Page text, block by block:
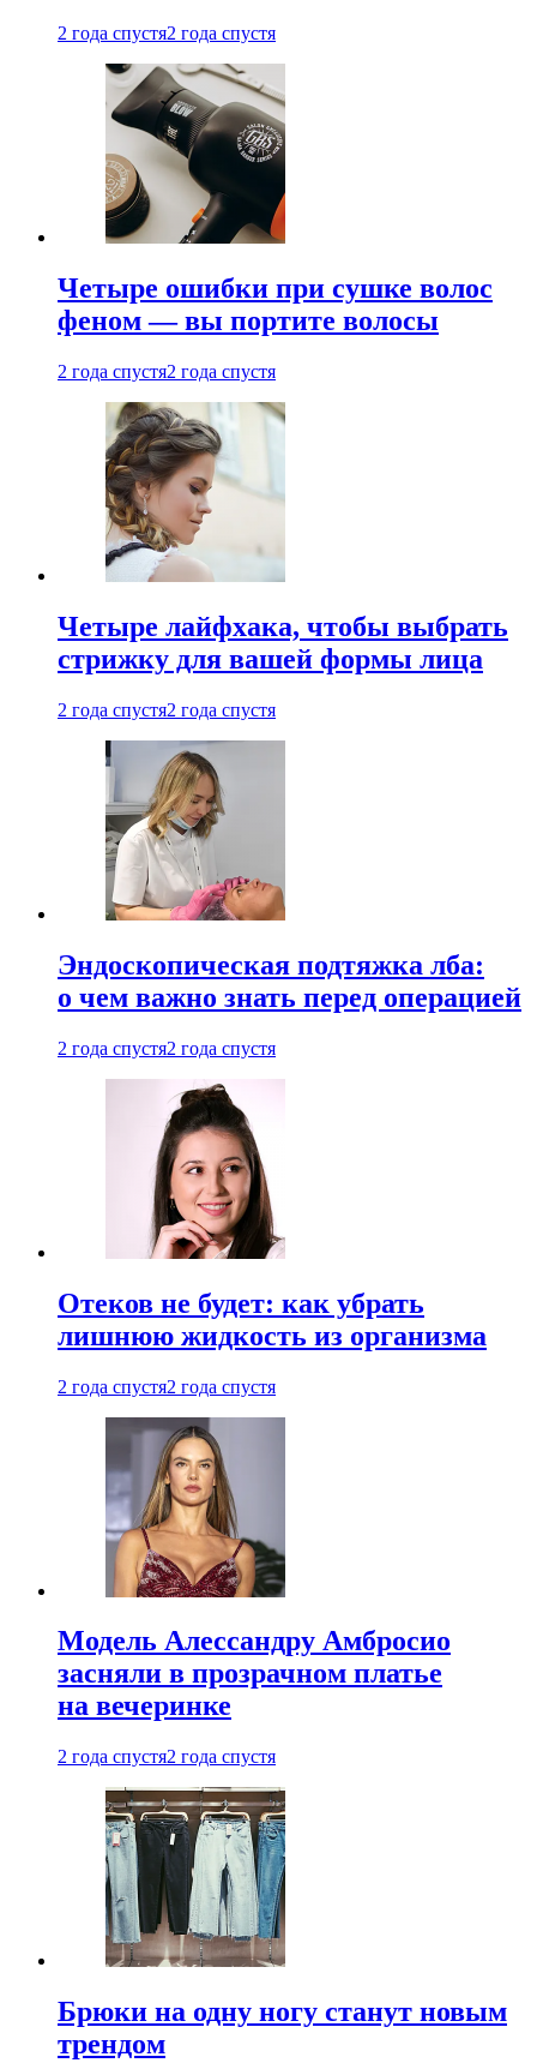
2 года спустя2 года спустя
Четыре ошибки при сушке волос
феном — вы портите волосы
2 года спустя2 года спустя
Четыре лайфхака, чтобы выбрать
стрижку для вашей формы лица
2 года спустя2 года спустя
Эндоскопическая подтяжка лба:
о чем важно знать перед операцией
2 года спустя2 года спустя
Отеков не будет: как убрать
лишнюю жидкость из организма
2 года спустя2 года спустя
Модель Алессандру Амбросио
засняли в прозрачном платье
на вечеринке
2 года спустя2 года спустя
Брюки на одну ногу станут новым
трендом